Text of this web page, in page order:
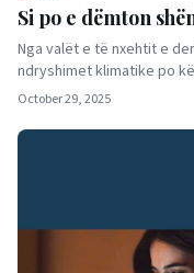
Si po e dëmton
Nga valët e të nxehtit e
ndryshimet klimatike po
October 29, 2025